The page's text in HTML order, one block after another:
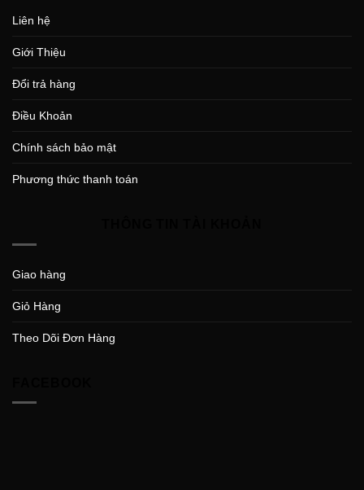
Liên hệ
Giới Thiệu
Đổi trả hàng
Điều Khoản
Chính sách bảo mật
Phương thức thanh toán
Giao hàng
Giỏ Hàng
Theo Dõi Đơn Hàng